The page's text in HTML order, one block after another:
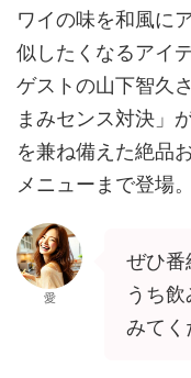
ワイの味を和風に
似したくなるアイ
ゲストの山下智久
まみセンス対決」
を兼ね備えた絶品
メニューまで登場。
愛
ぜひ番
うち
みてく